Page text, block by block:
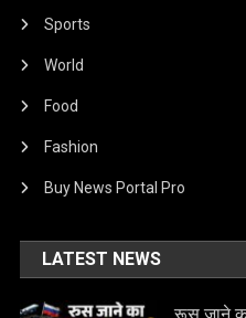
Sports
World
Food
Fashion
Buy News Portal Pro
LATEST NEWS